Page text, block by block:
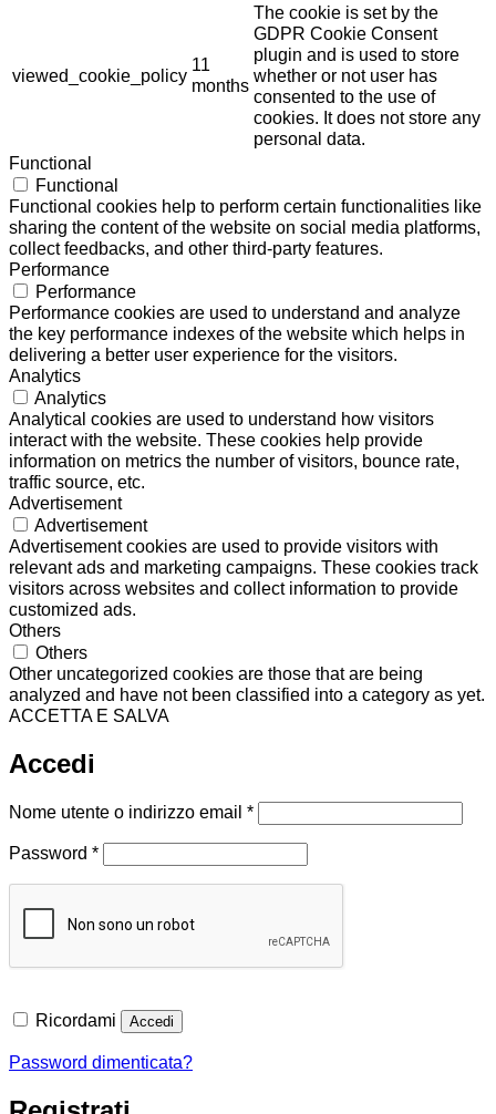
viewed_cookie_policy
11
months
The cookie is set by the
GDPR Cookie Consent
plugin and is used to store
whether or not user has
consented to the use of
cookies. It does not store any
personal data.
Functional
Functional
Functional cookies help to perform certain functionalities like
sharing the content of the website on social media platforms,
collect feedbacks, and other third-party features.
Performance
Performance
Performance cookies are used to understand and analyze
the key performance indexes of the website which helps in
delivering a better user experience for the visitors.
Analytics
Analytics
Analytical cookies are used to understand how visitors
interact with the website. These cookies help provide
information on metrics the number of visitors, bounce rate,
traffic source, etc.
Advertisement
Advertisement
Advertisement cookies are used to provide visitors with
relevant ads and marketing campaigns. These cookies track
visitors across websites and collect information to provide
customized ads.
Others
Others
Other uncategorized cookies are those that are being
analyzed and have not been classified into a category as yet.
ACCETTA E SALVA
Accedi
Nome utente o indirizzo email *Richiesto
Password *Richiesto
Ricordami Accedi
Password dimenticata?